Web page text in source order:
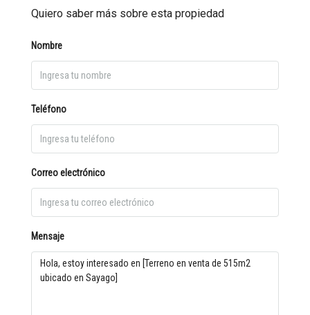
Quiero saber más sobre esta propiedad
Nombre
Teléfono
Correo electrónico
Mensaje